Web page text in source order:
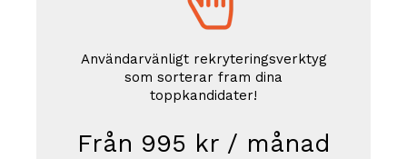
Användarvänligt rekryteringsverktyg
som sorterar fram dina
toppkandidater!
Från 995 kr / månad